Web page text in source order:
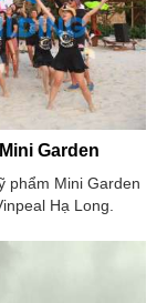
Garden
phẩm Mini Garden
Hạ Long.